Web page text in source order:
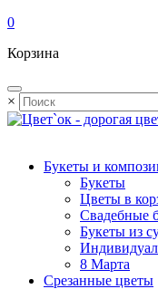
0
Корзина
×
Букеты и
Букеты
Цветы в
Свадебные
Букеты из
8 Марта
Срезанные цветы